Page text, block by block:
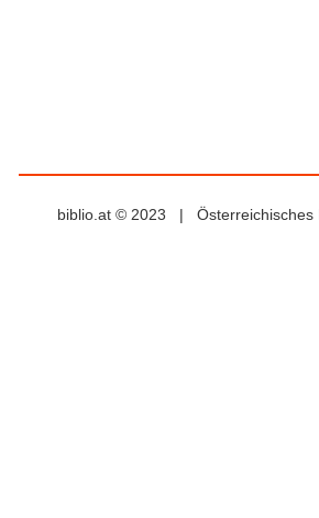
biblio.at © 2023 | Österreichisches